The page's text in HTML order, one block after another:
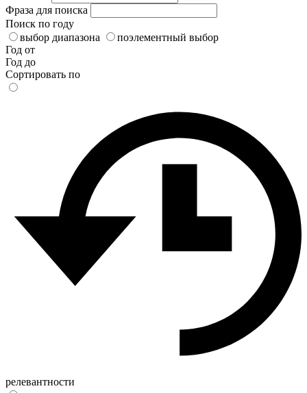
Фраза для поиска
Поиск по году
выбор диапазона
поэлементный выбор
Год от
Год до
Сортировать по
релевантности